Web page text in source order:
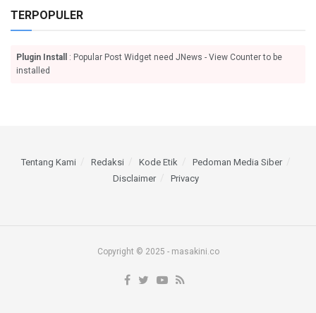
TERPOPULER
Plugin Install
: Popular Post Widget need JNews - View Counter to be
installed
Tentang Kami Redaksi Kode Etik
Pedoman Media Siber
Disclaimer
Privacy
Copyright © 2025 - masakini.co